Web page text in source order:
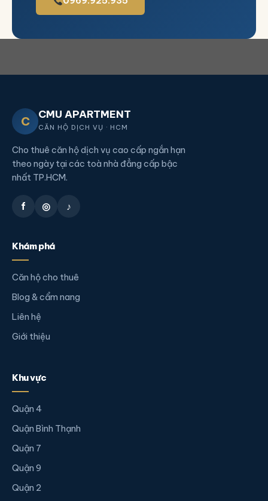
C CMU APARTMENT
CĂN HỘ DỊCH VỤ · HCM
Cho thuê căn hộ dịch vụ cao cấp ngắn hạn
theo ngày tại các toà nhà đẳng cấp bậc
nhất TP.HCM.
f ◎ ♪
Khám phá
Căn hộ cho thuê
Blog & cẩm nang
Liên hệ
Giới thiệu
Khu vực
Quận 4
Quận Bình Thạnh
Quận 7
Quận 9
Quận 2